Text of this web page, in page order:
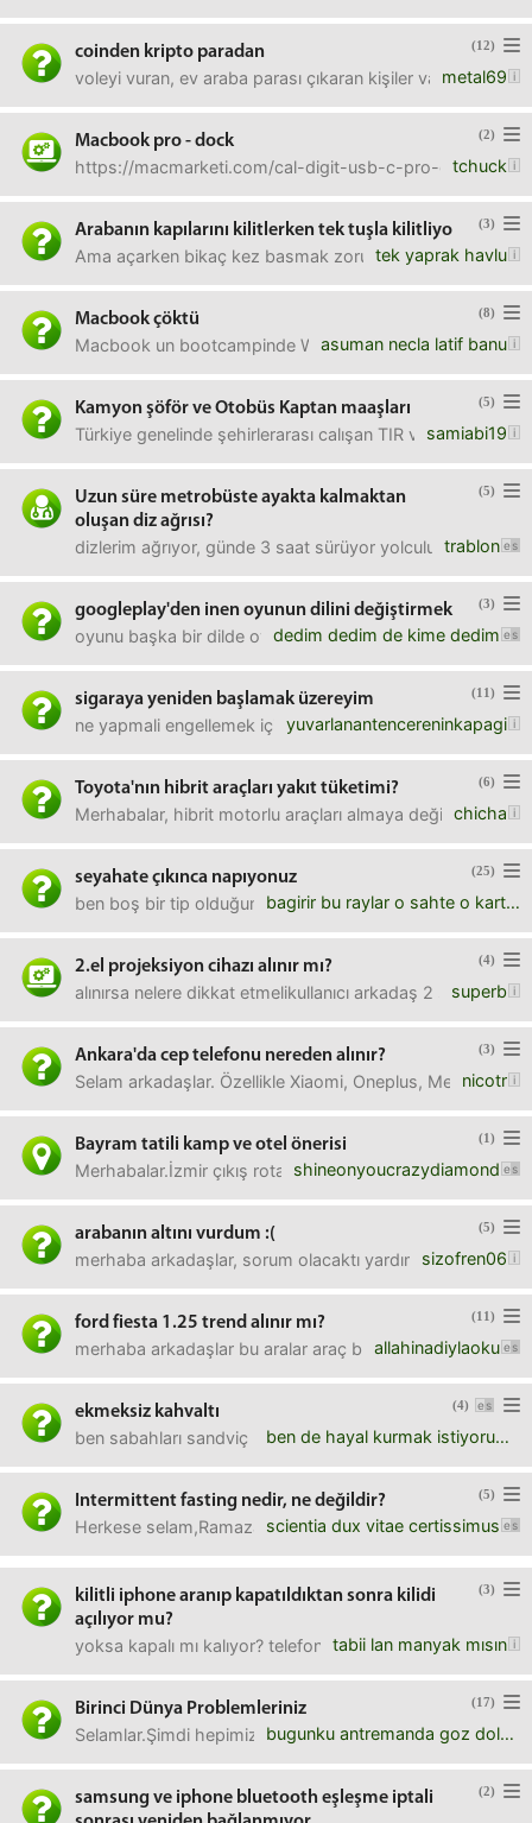
(12)
coinden kripto paradan
metal69
voleyi vuran, ev araba parası çıkaran kişiler var mı
(2)
Macbook pro - dock
tchuck
https://macmarketi.com/cal-digit-usb-c-pro-
(3)
Arabanın kapılarını kilitlerken tek tuşla kilitliyo
tek yaprak havlu
Ama açarken bikaç kez basmak zorunda kalıyorum. İlk
(8)
Macbook çöktü
asuman necla latif banu
Macbook un bootcampinde Windows 10 yüklemişti
(5)
Kamyon şöför ve Otobüs Kaptan maaşları
samiabi19
Türkiye genelinde şehirlerarası calışan TIR ve Otobüs
(5)
Uzun süre metrobüste ayakta kalmaktan
oluşan diz ağrısı?
trablon
dizlerim ağrıyor, günde 3 saat sürüyor yolculuk ve yer de
(3)
googleplay'den inen oyunun dilini değiştirmek
dedim dedim de kime dedim
oyunu başka bir dilde oynamak istiyorum. nasıl
(11)
sigaraya yeniden başlamak üzereyim
yuvarlanantencereninkapagi
ne yapmali engellemek için? bu konuda ne
(6)
Toyota'nın hibrit araçları yakıt tüketimi?
chicha
Merhabalar, hibrit motorlu araçları almaya değiyor mu?
(25)
seyahate çıkınca napıyonuz
bagirir bu raylar o sahte o kart duzene
ben boş bir tip olduğum için sanırım bazen
(4)
2.el projeksiyon cihazı alınır mı?
superb
alınırsa nelere dikkat etmelikullanıcı arkadaş 2 saat
(3)
Ankara'da cep telefonu nereden alınır?
nicotr
Selam arkadaşlar. Özellikle Xiaomi, Oneplus, Meizu vb.
(1)
Bayram tatili kamp ve otel önerisi
shineonyoucrazydiamond
Merhabalar.İzmir çıkış rotamız, kamping alanı olarak
(5)
arabanın altını vurdum :(
sizofren06
merhaba arkadaşlar, sorum olacaktı yardımcı olursanız
(11)
ford fiesta 1.25 trend alınır mı?
allahinadiylaoku
merhaba arkadaşlar bu aralar araç bakıyorum ve
(4)
ekmeksiz kahvaltı
ben de hayal kurmak istiyorum
ben sabahları sandviç hazırlayıp ofiste yemeyi
(5)
Intermittent fasting nedir, ne değildir?
scientia dux vitae certissimus
Herkese selam,Ramazandan sonra Intermittent fasting
(3)
kilitli iphone aranıp kapatıldıktan sonra kilidi
açılıyor mu?
tabii lan manyak mısın
yoksa kapalı mı kalıyor? telefonu servise verdim de
(17)
Birinci Dünya Problemleriniz
bugunku antremanda goz dolduran futbolcu
Selamlar.Şimdi hepimizin böyle Afrika’da açlıktan ölen
(2)
samsung ve iphone bluetooth eşleşme iptali